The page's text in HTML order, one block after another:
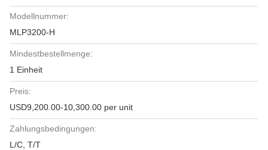
Modellnummer:
MLP3200-H
Mindestbestellmenge:
1 Einheit
Preis:
USD9,200.00-10,300.00 per unit
Zahlungsbedingungen:
L/C, T/T